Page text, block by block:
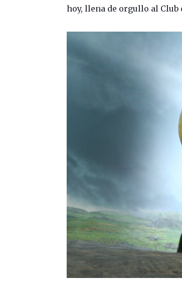
hoy, llena de orgullo al Club